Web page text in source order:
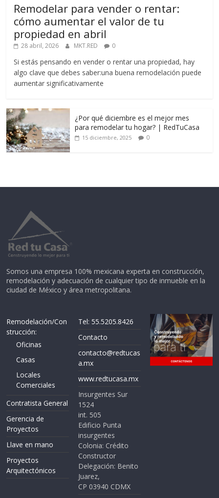
Remodelar para vender o rentar:
cómo aumentar el valor de tu
propiedad en abril
28 abril, 2026 MKT.RED 0
Si estás pensando en vender o rentar una propiedad, hay
algo clave que debes saber:una buena remodelación puede
aumentar significativamente
¿Por qué diciembre es el mejor mes
para remodelar tu hogar? | RedTuCasa
15 diciembre, 2025 0
Somos una empresa 100% mexicana experta en construcción,
remodelación y adecuación de cualquier tipo de inmueble en la
ciudad de México y área metropolitana.
Remodelación/Con
strucción:
Oficinas
Casas
Locales
Comerciales
Contratista General
Gerencia de
Proyectos
Llave en mano
Proyectos
Arquitectónicos
Tel: 55.5205.8426
Contacto
contacto@redtucas
a.mx
www.redtucasa.mx
Insurgentes Sur
1524
int. 505
Edificio Punta
insurgentes
Colonia: Crédito
Constructor
Delegación: Benito
Juarez,
CP 03940 CDMX